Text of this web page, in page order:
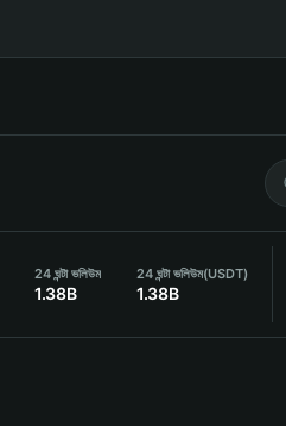
24 ঘন্টা ভলিউম
1.38B
24 ঘন্টা ভলিউম(USDT)
1.38B